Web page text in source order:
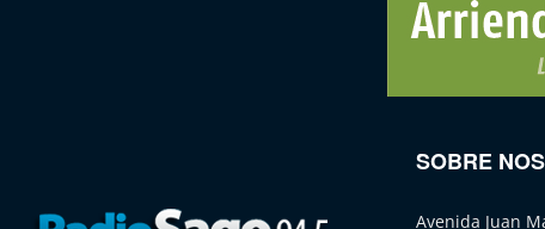
SOBRE
Avenida Juan